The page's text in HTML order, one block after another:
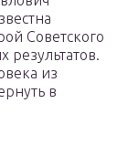
Советского
результатов.
из
в